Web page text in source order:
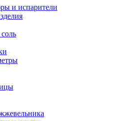
и испарители